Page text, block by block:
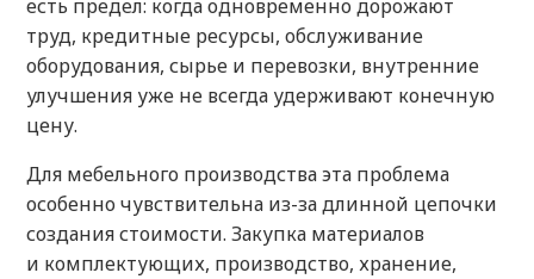
есть предел: когда одновременно дорожают
труд, кредитные ресурсы, обслуживание
оборудования, сырье и перевозки, внутренние
улучшения уже не всегда удерживают конечную
цену.
Для мебельного производства эта проблема
особенно чувствительна из-за длинной цепочки
создания стоимости. Закупка материалов
и комплектующих, производство, хранение,